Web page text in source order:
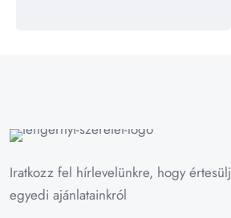
Iratkozz fel hírlevelünkre, hogy értesülj
egyedi ajánlatainkról